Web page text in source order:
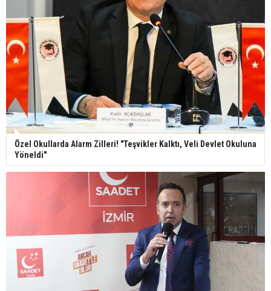
Özel Okullarda Alarm Zilleri! "Teşvikler Kalktı, Veli Devlet Okuluna
Yöneldi"